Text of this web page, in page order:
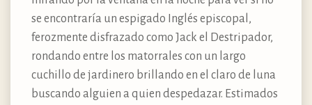
se encontraría un espigado Inglés episcopal,
ferozmente disfrazado como Jack el Destripador,
rondando entre los matorrales con un largo
cuchillo de jardinero brillando en el claro de luna
buscando alguien a quien despedazar. Estimados